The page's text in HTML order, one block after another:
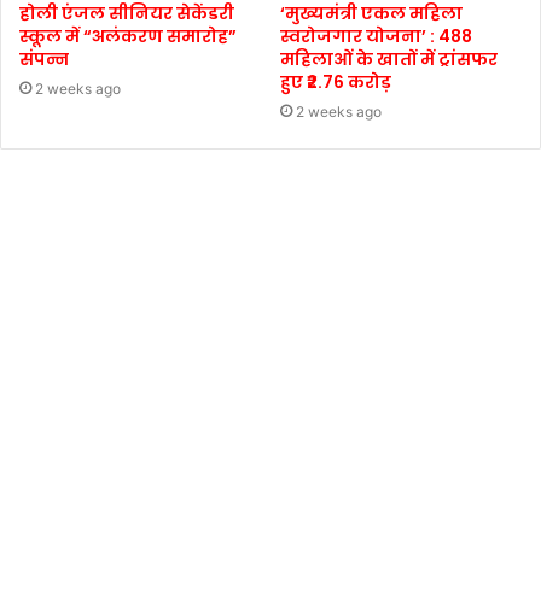
होली एंजल सीनियर सेकेंडरी
स्कूल में “अलंकरण समारोह”
संपन्न
2 weeks ago
‘मुख्यमंत्री एकल महिला
स्वरोजगार योजना’ : 488
महिलाओं के खातों में ट्रांसफर
हुए ₹2.76 करोड़
2 weeks ago